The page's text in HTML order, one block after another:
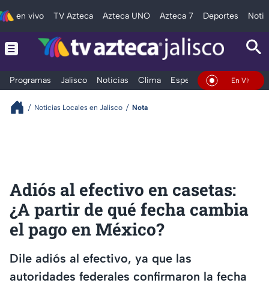
en vivo TV Azteca Azteca UNO Azteca 7 Deportes
Programas Jalisco Noticias Clima Espectáculos Deportes
En Vivo
Noticias Locales en Jalisco Nota
Adiós al efectivo en casetas:
¿A partir de qué fecha cambia
el pago en México?
Dile adiós al efectivo, ya que las
autoridades federales confirmaron la fecha